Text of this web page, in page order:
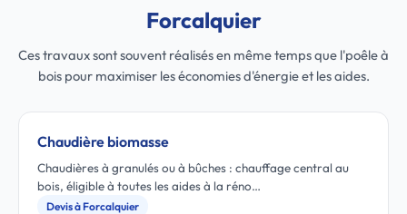
Forcalquier
Ces travaux sont souvent réalisés en même temps que l'poêle à
bois pour maximiser les économies d'énergie et les aides.
Chaudière biomasse
Chaudières à granulés ou à bûches : chauffage central au
bois, éligible à toutes les aides à la réno…
Devis à Forcalquier